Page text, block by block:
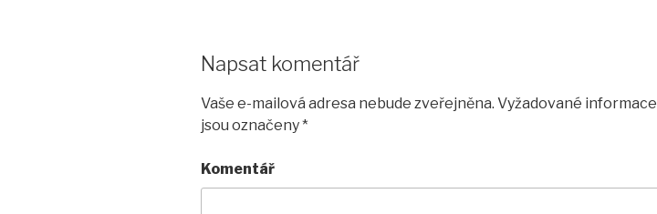
Napsat komentář
Vaše e-mailová adresa nebude zveřejněna. Vyžadované informace
jsou označeny*
Komentář